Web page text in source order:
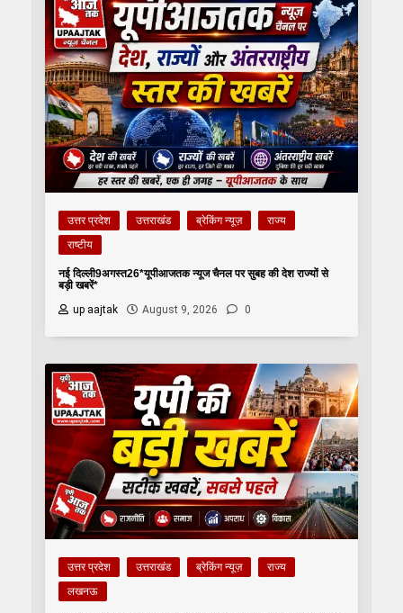
उत्तर प्रदेश उत्तराखंड ब्रेकिंग न्यूज़
राज्य
राष्टीय
नई दिल्ली9अगस्त26*यूपीआजतक न्यूज चैनल पर सुबह की देश राज्यों से
बड़ी खबरें*
up aajtak
August 9, 2026 0
उत्तर प्रदेश उत्तराखंड ब्रेकिंग न्यूज़
राज्य
लखनऊ